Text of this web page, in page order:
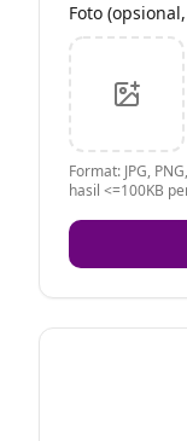
Foto
Format: JPG,
hasil <=100KB